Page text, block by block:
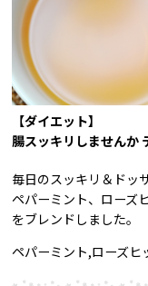
【ダイエット】
腸スッキリしませんか
毎日のスッキリ＆ドッ
ペパーミント、ローズ
をブレンドしました。
ペパーミント,ローズ